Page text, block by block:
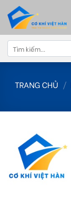
content
Tìm
kiếm:
TRANG CHỦ /